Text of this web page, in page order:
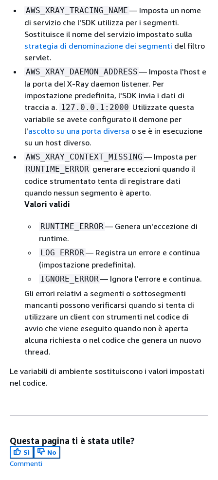
AWS_XRAY_TRACING_NAME — Imposta un nome
di servizio che l'SDK utilizza per i segmenti.
Sostituisce il nome del servizio impostato sulla
strategia di denominazione dei segmenti del filtro
servlet.
AWS_XRAY_DAEMON_ADDRESS — Imposta l'host e
la porta del X-Ray daemon listener. Per
impostazione predefinita, l'SDK invia i dati di
traccia a. 127.0.0.1:2000 Utilizzate questa
variabile se avete configurato il demone per
l'ascolto su una porta diversa o se è in esecuzione
su un host diverso.
AWS_XRAY_CONTEXT_MISSING — Imposta per
RUNTIME_ERROR generare eccezioni quando il
codice strumentato tenta di registrare dati
quando nessun segmento è aperto.
Valori validi
RUNTIME_ERROR— Genera un'eccezione di
runtime.
LOG_ERROR— Registra un errore e continua
(impostazione predefinita).
IGNORE_ERROR— Ignora l'errore e continua.
Gli errori relativi a segmenti o sottosegmenti
mancanti possono verificarsi quando si tenta di
utilizzare un client con strumenti nel codice di
avvio che viene eseguito quando non è aperta
alcuna richiesta o nel codice che genera un nuovo
thread.
Le variabili di ambiente sostituiscono i valori impostati
nel codice.
Questa pagina ti è stata utile?
Sì
No
Commenti